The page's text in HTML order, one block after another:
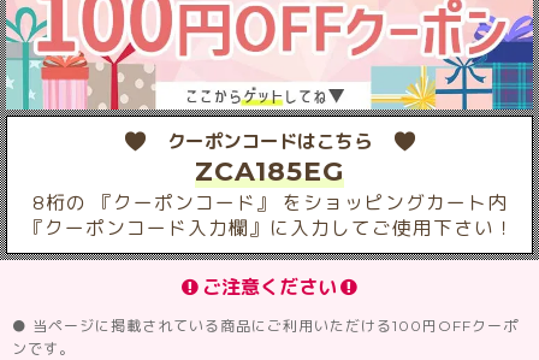
クーポンコードはこちら
ZCA185EG
8桁の 『クーポンコード』 をショッピングカート内
『クーポンコード入力欄』に入力してご使用下さい！
ご注意ください
● 当ページに掲載されている商品にご利用いただける100円OFFクーポ
ンです。